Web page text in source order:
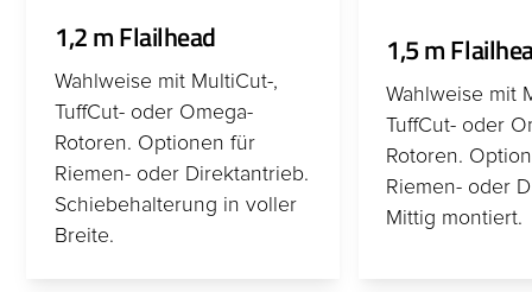
1,2 m Flailhead
Wahlweise mit MultiCut-,
TuffCut- oder Omega-
Rotoren. Optionen für
Riemen- oder Direktantrieb.
Schiebehalterung in voller
Breite.
1,5 m
Wahlweise mit
TuffCut- oder
Rotoren.
Riemen- oder
Mittig montiert.